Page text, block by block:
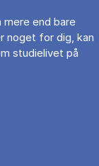
mere end bare
noget for dig, kan
studielivet på